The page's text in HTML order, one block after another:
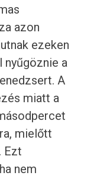
azon
ezeken
nyűgöznie a
A
miatt a
mielőtt
Ezt
nem